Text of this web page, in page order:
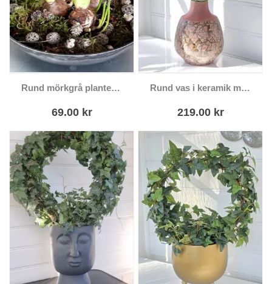
Rund mörkgrå planteringsskål i plast
69.00 kr
Rund vas i keramik med mönster
219.00 kr